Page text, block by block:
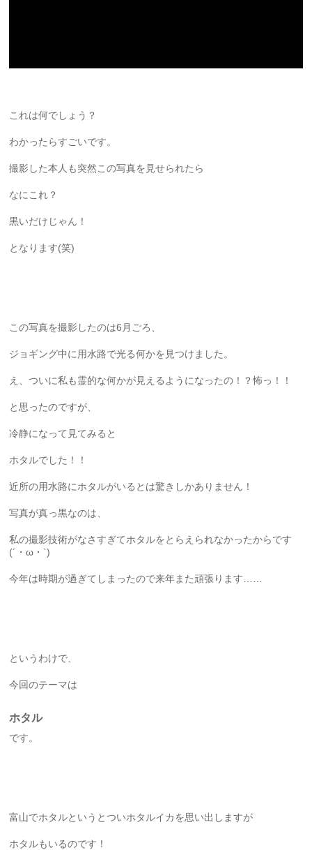
これは何でしょう？
わかったらすごいです。
撮影した本人も突然この写真を見せられたら
なにこれ？
黒いだけじゃん！
となります(笑)
この写真を撮影したのは6月ごろ、
ジョギング中に用水路で光る何かを見つけました。
え、ついに私も霊的な何かが見えるようになったの！？怖っ！！
と思ったのですが、
冷静になって見てみると
ホタルでした！！
近所の用水路にホタルがいるとは驚きしかありません！
写真が真っ黒なのは、
私の撮影技術がなさすぎてホタルをとらえられなかったからです
(´・ω・`)
今年は時期が過ぎてしまったので来年また頑張ります……
というわけで、
今回のテーマは
ホタル
です。
富山でホタルというとついホタルイカを思い出しますが
ホタルもいるのです！